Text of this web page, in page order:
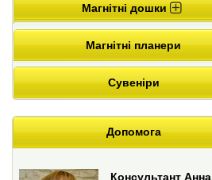
Магнітні дошки
Магнітні планери
Сувеніри
Допомога
Консультант Анна